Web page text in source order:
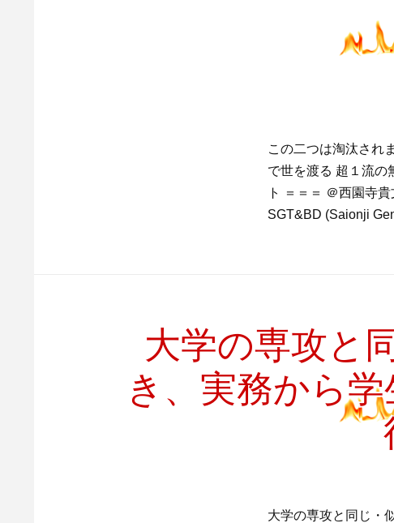
この二つは淘汰され
で世を渡る 超１流の
ト ＝＝＝ ＠西園寺
SGT&BD (Saionji
大学の専攻と
き、実務から
大学の専攻と同じ・